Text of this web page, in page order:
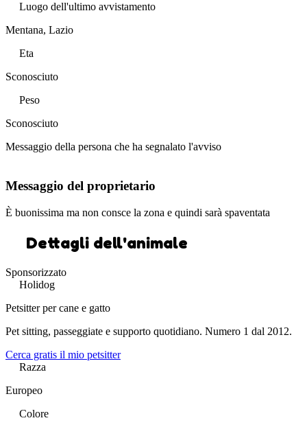
Luogo dell'ultimo avvistamento
Mentana, Lazio
Eta
Sconosciuto
Peso
Sconosciuto
Messaggio della persona che ha segnalato l'avviso
Messaggio del proprietario
È buonissima ma non consce la zona e quindi sarà spaventata
Dettagli dell'animale
Sponsorizzato
Holidog
Petsitter per cane e gatto
Pet sitting, passeggiate e supporto quotidiano. Numero 1 dal 2012.
Cerca gratis il mio petsitter
Razza
Europeo
Colore